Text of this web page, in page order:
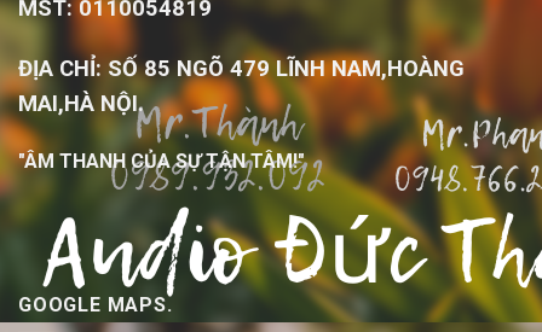
MST: 0110054819
ĐỊA CHỈ: SỐ 85 NGÕ 479 LĨNH NAM,HOÀNG
MAI,HÀ NỘI.
"ÂM THANH CỦA SỰ TẬN TÂM!"
GOOGLE MAPS.